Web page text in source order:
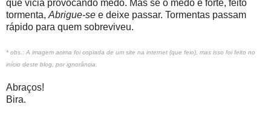
que vicia provocando medo. Mas se o medo é forte, feito
tormenta, Abrigue-se e deixe passar. Tormentas passam
rápido para quem sobreviveu.
* obs.: A imagem acima foi copiada de um site na internet (que feio), mas isso foi feito no
início deste blog, por ignorância.
Abraços!
Bira.